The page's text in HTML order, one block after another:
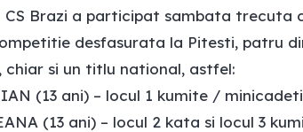
Brazi a participat sambata trecuta
desfasurata la Pitesti, patru
si un titlu national, astfel:
(13 ani) – locul 1 kumite / minicadeti
(13 ani) – locul 2 kata si locul 3